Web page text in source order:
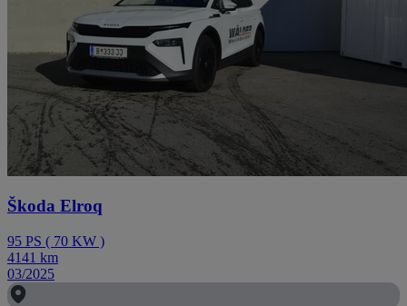
Škoda Elroq
95 PS ( 70 KW )
4141 km
03/2025